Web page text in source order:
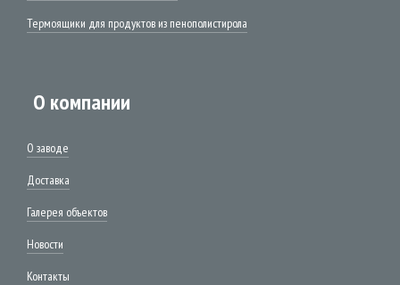
Термоящики для продуктов из пенополистирола
О компании
О заводе
Доставка
Галерея объектов
Новости
Контакты